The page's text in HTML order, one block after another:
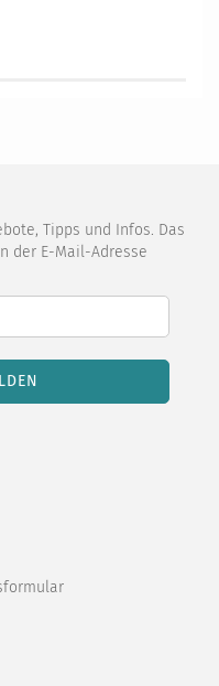
Tipps und Infos. Das
der E-Mail-Adresse